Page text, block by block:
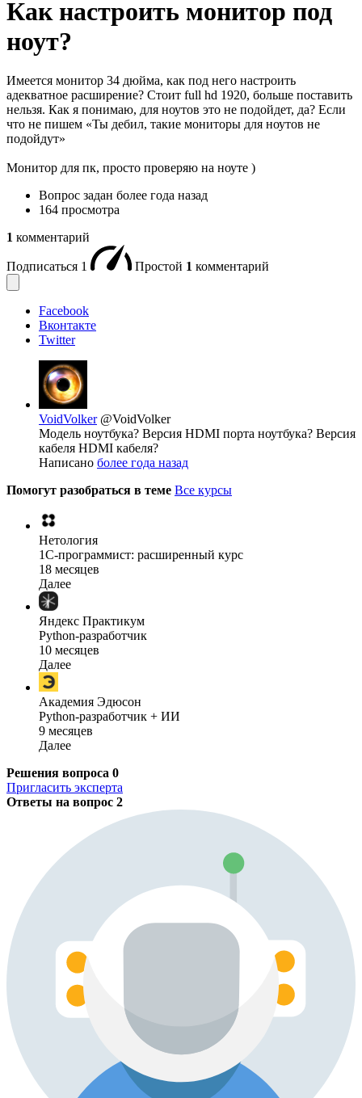
Как настроить монитор под
ноут?
Имеется монитор 34 дюйма, как под него настроить
адекватное расширение? Стоит full hd 1920, больше поставить
нельзя. Как я понимаю, для ноутов это не подойдет, да? Если
что не пишем «Ты дебил, такие мониторы для ноутов не
подойдут»
Монитор для пк, просто проверяю на ноуте )
Вопрос задан более года назад
164 просмотра
1 комментарий
Подписаться 1 Простой 1 комментарий
Facebook
Вконтакте
Twitter
VoidVolker @VoidVolker
Модель ноутбука? Версия HDMI порта ноутбука? Версия
кабеля HDMI кабеля?
Написано более года назад
Помогут разобраться в теме Все курсы
Нетология
1C-программист: расширенный курс
18 месяцев
Далее
Яндекс Практикум
Python-разработчик
10 месяцев
Далее
Академия Эдюсон
Python-разработчик + ИИ
9 месяцев
Далее
Решения вопроса 0
Пригласить эксперта
Ответы на вопрос 2